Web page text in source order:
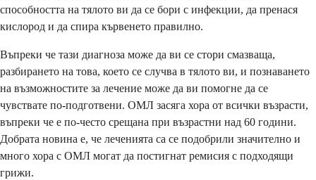
способността на тялото ви да се бори с инфекции, да пренася
кислород и да спира кървенето правилно.
Въпреки че тази диагноза може да ви се стори смазваща,
разбирането на това, което се случва в тялото ви, и познаването
на възможностите за лечение може да ви помогне да се
чувствате по-подготвени. ОМЛ засяга хора от всички възрасти,
въпреки че е по-често срещана при възрастни над 60 години.
Добрата новина е, че леченията са се подобрили значително и
много хора с ОМЛ могат да постигнат ремисия с подходящи
грижи.